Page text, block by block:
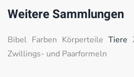
Weitere Sammlungen
Bibel Farben Körperteile Tiere
Zwillings- und Paarformeln